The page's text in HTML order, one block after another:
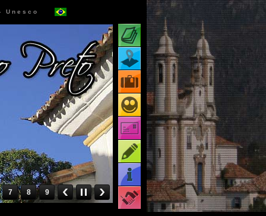
Unesco
7 8 9
Atrações turísticas
Mapa de atrações
Pacotes turísticos
Receptivos turísticos
Cartões virtuais
Dicas
Informações
Serviços